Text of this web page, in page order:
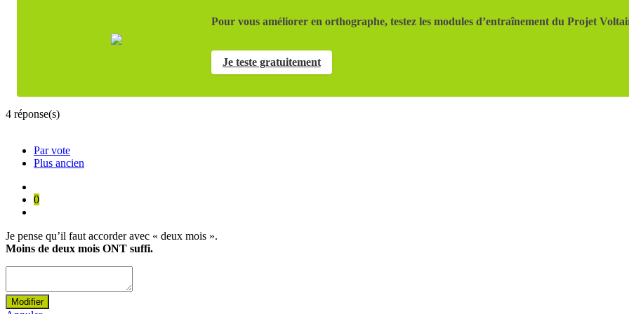
Pour vous améliorer en orthographe, testez les modules d’entraînement du Projet
Je teste gratuitement
4 réponse(s)
Par vote
Plus ancien
0
Je pense qu’il faut accorder avec « deux mois ».
Moins de deux mois ONT suffi.
Modifier